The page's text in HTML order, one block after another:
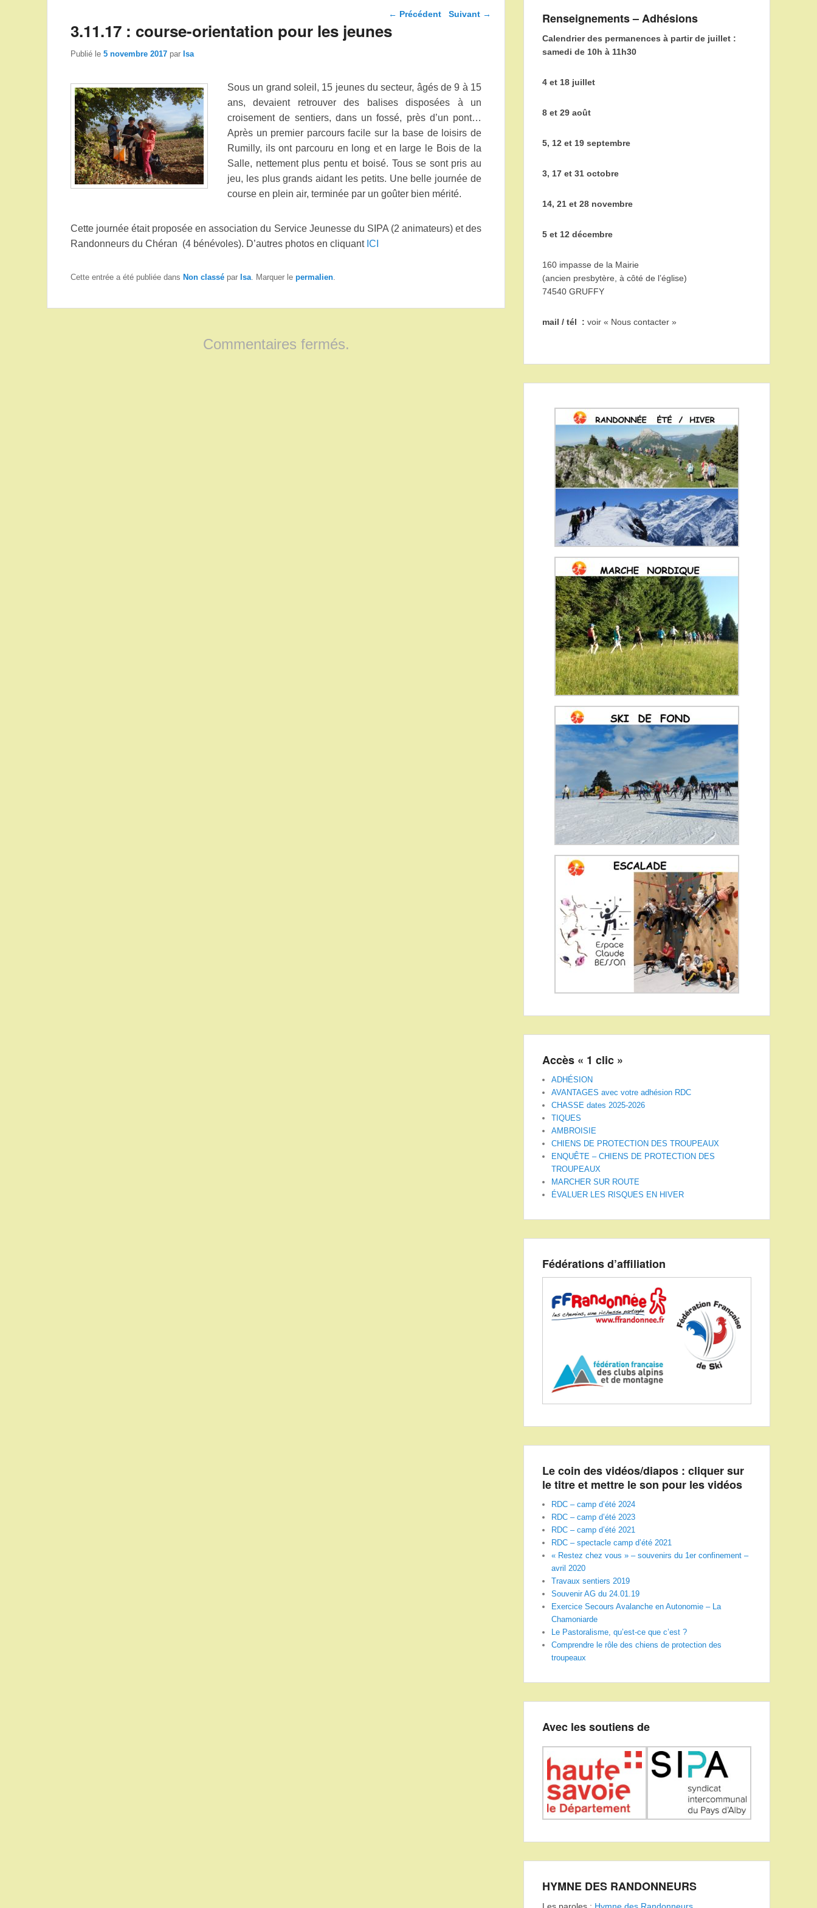
Navigation dans les
← Précédent Suivant →
3.11.17 : course-orientation pour les jeunes
Publié le 5 novembre 2017 par Isa
Sous un grand soleil, 15 jeunes du secteur, âgés de 9 à 15
ans, devaient retrouver des balises disposées à un
croisement de sentiers, dans un fossé, près d’un pont…
Après un premier parcours facile sur la base de loisirs de
Rumilly, ils ont parcouru en long et en large le Bois de la
Salle, nettement plus pentu et boisé. Tous se sont pris au
jeu, les plus grands aidant les petits. Une belle journée de
course en plein air, terminée par un goûter bien mérité.
Cette journée était proposée en association du Service Jeunesse du SIPA (2 animateurs) et des
Randonneurs du Chéran (4 bénévoles). D’autres photos en cliquant ICI
Cette entrée a été publiée dans Non classé par Isa . Marquer le permalien
Commentaires fermés.
Renseignements – Adhésions
Calendrier des permanences à partir de juillet :
samedi de 10h à 11h30
4 et 18 juillet
8 et 29 août
5, 12 et 19 septembre
3, 17 et 31 octobre
14, 21 et 28 novembre
5 et 12 décembre
160 impasse de la Mairie
(ancien presbytère, à côté de l’église)
74540 GRUFFY
mail / tél : voir « Nous contacter »
Accès « 1 clic »
ADHÉSION
AVANTAGES avec votre adhésion RDC
CHASSE dates 2025-2026
TIQUES
AMBROISIE
CHIENS DE PROTECTION DES TROUPEAUX
ENQUÊTE – CHIENS DE PROTECTION DES
TROUPEAUX
MARCHER SUR ROUTE
ÉVALUER LES RISQUES EN HIVER
Fédérations d’affiliation
Le coin des vidéos/diapos : cliquer sur
le titre et mettre le son pour les vidéos
RDC – camp d’été 2024
RDC – camp d’été 2023
RDC – camp d’été 2021
RDC – spectacle camp d’été 2021
« Restez chez vous » – souvenirs du 1er confinement –
avril 2020
Travaux sentiers 2019
Souvenir AG du 24.01.19
Exercice Secours Avalanche en Autonomie – La
Chamoniarde
Le Pastoralisme, qu’est-ce que c’est ?
Comprendre le rôle des chiens de protection des
troupeaux
Avec les soutiens de
HYMNE DES RANDONNEURS